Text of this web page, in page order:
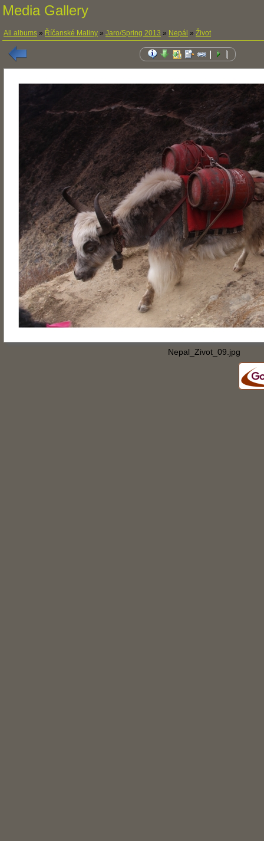
Media Gallery
All albums » Říčanské Maliny » Jaro/Spring 2013 » Nepál » Život
Nepal_Zivot_09.jpg